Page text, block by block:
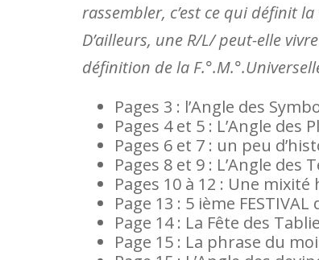
rassembler, c’est ce qui définit la
D’ailleurs, une R/L/ peut-elle
définition de la
Pages 3 : l’Angle des
Pages 4 et 5 : L’Angle des
Pages 6 et 7 : un peu
Pages 8 et 9 : L’Angle
Pages 10 à 12 : Une
Page 13 : 5 ième
Page 14 : La Fête des
Page 15 : La phrase du